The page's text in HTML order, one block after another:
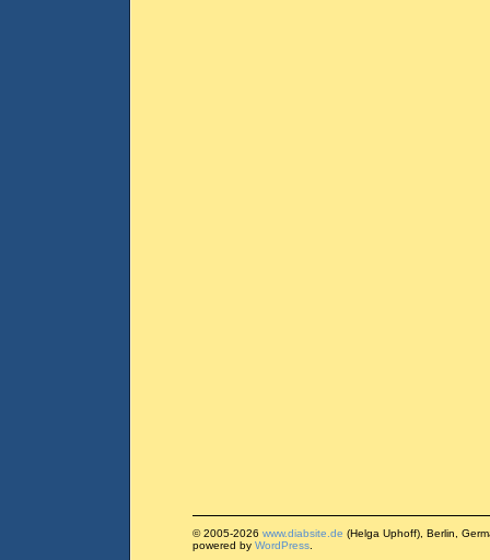
© 2005-2026 www.diabsite.de (Helga Uphoff), Berlin,
powered by WordPress.